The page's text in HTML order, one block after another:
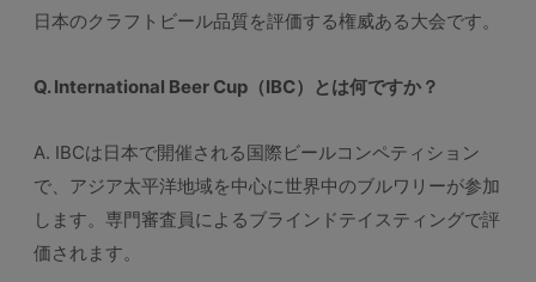
日本のクラフトビール品質を評価する権威ある大会です。
Q. International Beer Cup（IBC）とは何ですか？
A. IBCは日本で開催される国際ビールコンペティション
で、アジア太平洋地域を中心に世界中のブルワリーが参加
します。専門審査員によるブラインドテイスティングで評
価されます。